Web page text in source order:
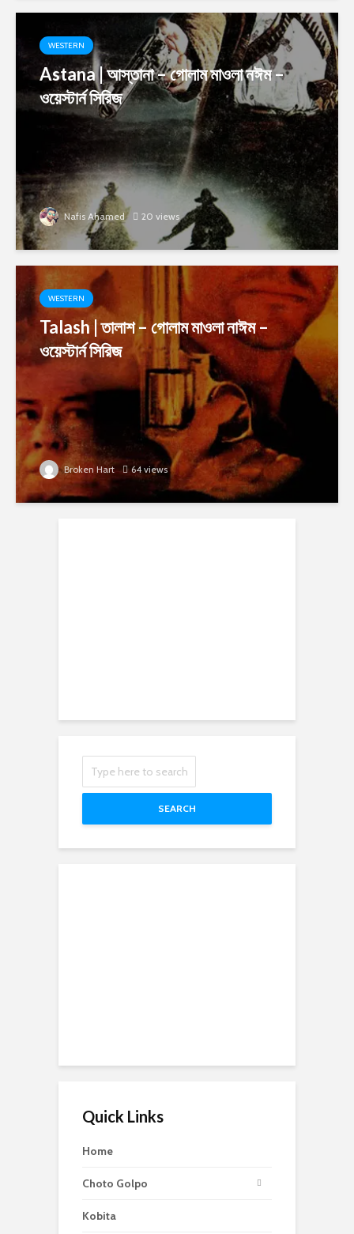
WESTERN
Astana | আস্তানা – গোলাম মাওলা নঈম –
ওয়েস্টার্ন সিরিজ
Nafis Ahamed 20 views
WESTERN
Talash | তালাশ – গোলাম মাওলা নাঈম –
ওয়েস্টার্ন সিরিজ
Broken Hart 64 views
SEARCH
Quick Links
Home
Choto Golpo
Kobita